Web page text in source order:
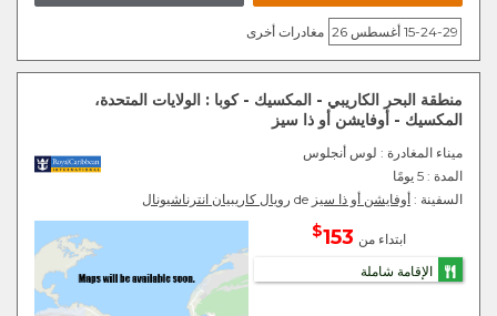
15-24-29 أغسطس 26 مغادرات أخرى
منطقة البحر الكاريبي - المكسيك - كوبا : الولايات المتحدة،
المكسيك - أوفايشن أو ذا سيز
ميناء المغادرة : لوس أنجلوس
المدة : 5 يومًا
السفينة : أوفايشن أو ذا سيز رويال كاريبيان انترناشيونال
ابتداء من 153
$
الإقامة شاملة